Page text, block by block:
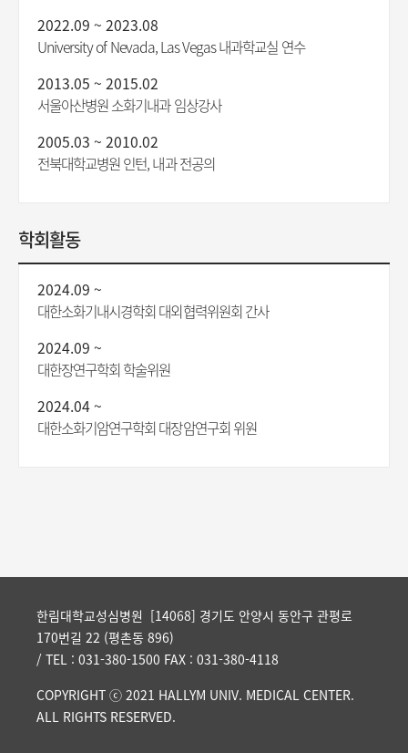
2022.09 ~ 2023.08
University of Nevada, Las Vegas 내과학교실 연수
2013.05 ~ 2015.02
서울아산병원 소화기내과 임상강사
2005.03 ~ 2010.02
전북대학교병원 인턴, 내과 전공의
학회활동
2024.09 ~
대한소화기내시경학회 대외협력위원회 간사
2024.09 ~
대한장연구학회 학술위원
2024.04 ~
대한소화기암연구학회 대장암연구회 위원
한림대학교성심병원 [14068] 경기도 안양시 동안구 관평로
170번길 22 (평촌동 896)
/ TEL : 031-380-1500 FAX : 031-380-4118
COPYRIGHT ⓒ 2021 HALLYM UNIV. MEDICAL CENTER.
ALL RIGHTS RESERVED.